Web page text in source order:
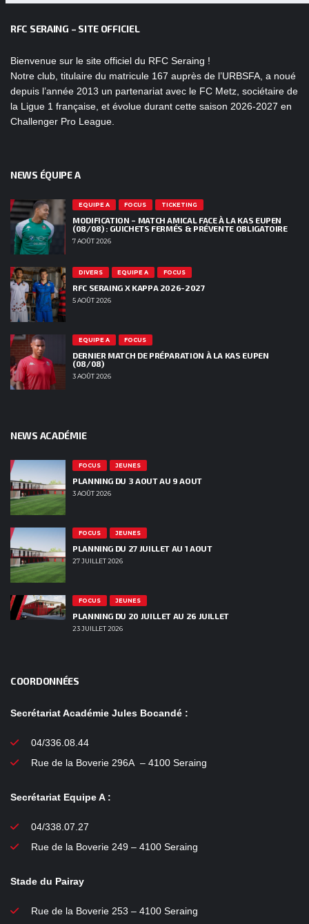
RFC SERAING – SITE OFFICIEL
Bienvenue sur le site officiel du RFC Seraing !
Notre club, titulaire du matricule 167 auprès de l’URBSFA, a noué
depuis l’année 2013 un partenariat avec le FC Metz, sociétaire de
la Ligue 1 française, et évolue durant cette saison 2026-2027 en
Challenger Pro League.
NEWS ÉQUIPE A
EQUIPE A FOCUS TICKETING
MODIFICATION – MATCH AMICAL FACE À LA KAS EUPEN
(08/08) : GUICHETS FERMÉS & PRÉVENTE OBLIGATOIRE
7 AOÛT 2026
DIVERS EQUIPE A FOCUS
RFC SERAING X KAPPA 2026-2027
5 AOÛT 2026
EQUIPE A FOCUS
DERNIER MATCH DE PRÉPARATION À LA KAS EUPEN
(08/08)
3 AOÛT 2026
NEWS ACADÉMIE
FOCUS JEUNES
PLANNING DU 3 AOUT AU 9 AOUT
3 AOÛT 2026
FOCUS JEUNES
PLANNING DU 27 JUILLET AU 1 AOUT
27 JUILLET 2026
FOCUS JEUNES
PLANNING DU 20 JUILLET AU 26 JUILLET
23 JUILLET 2026
COORDONNÉES
Secrétariat Académie Jules Bocandé :
04/336.08.44
Rue de la Boverie 296A – 4100 Seraing
Secrétariat Equipe A :
04/338.07.27
Rue de la Boverie 249 – 4100 Seraing
Stade du Pairay
Rue de la Boverie 253 – 4100 Seraing